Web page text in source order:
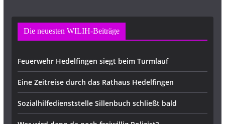
Die neuesten WILIH-Beiträge
Feuerwehr Hedelfingen siegt beim Turmlauf
Eine Zeitreise durch das Rathaus Hedelfingen
Sozialhilfedienststelle Sillenbuch schließt bald